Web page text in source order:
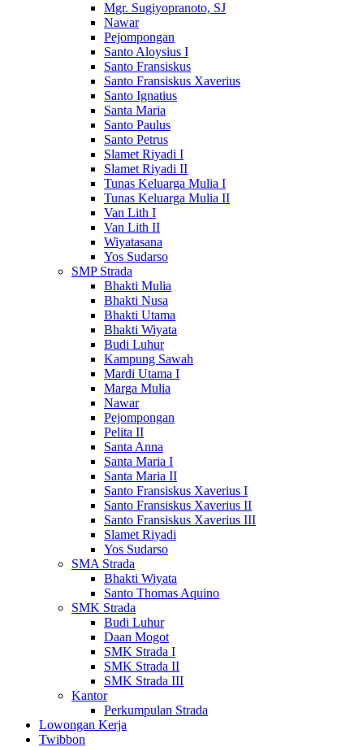
Mgr. Sugiyopranoto, SJ
Nawar
Pejompongan
Santo Aloysius I
Santo Fransiskus
Santo Fransiskus Xaverius
Santo Ignatius
Santa Maria
Santo Paulus
Santo Petrus
Slamet Riyadi I
Slamet Riyadi II
Tunas Keluarga Mulia I
Tunas Keluarga Mulia II
Van Lith I
Van Lith II
Wiyatasana
Yos Sudarso
SMP Strada
Bhakti Mulia
Bhakti Nusa
Bhakti Utama
Bhakti Wiyata
Budi Luhur
Kampung Sawah
Mardi Utama I
Marga Mulia
Nawar
Pejompongan
Pelita II
Santa Anna
Santa Maria I
Santa Maria II
Santo Fransiskus Xaverius I
Santo Fransiskus Xaverius II
Santo Fransiskus Xaverius III
Slamet Riyadi
Yos Sudarso
SMA Strada
Bhakti Wiyata
Santo Thomas Aquino
SMK Strada
Budi Luhur
Daan Mogot
SMK Strada I
SMK Strada II
SMK Strada III
Kantor
Perkumpulan Strada
Lowongan Kerja
Twibbon